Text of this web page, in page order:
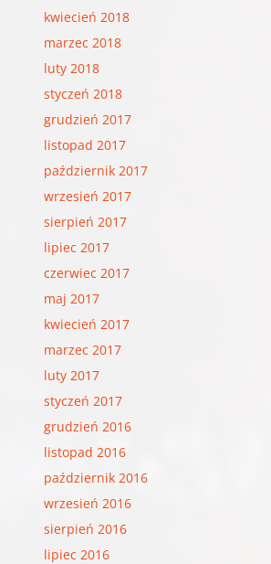
kwiecień 2018
marzec 2018
luty 2018
styczeń 2018
grudzień 2017
listopad 2017
październik 2017
wrzesień 2017
sierpień 2017
lipiec 2017
czerwiec 2017
maj 2017
kwiecień 2017
marzec 2017
luty 2017
styczeń 2017
grudzień 2016
listopad 2016
październik 2016
wrzesień 2016
sierpień 2016
lipiec 2016